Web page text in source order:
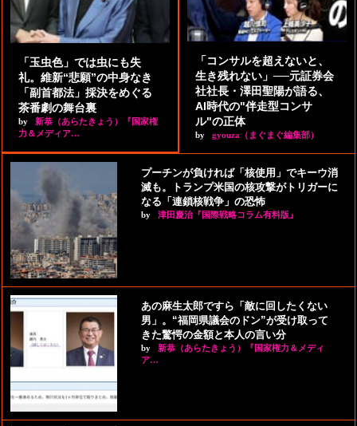
「玉虫色」では虫にも失
礼。維新“悲願”の中身なき
「副首都法」採決をめぐる
茶番劇の舞台裏
by
新恭（あらたきょう）『国家権
力＆メディア…
「コンサルを超えないと、
生き残れない」──元証券会
社社長・澤田聖陽が語る、
AI時代の"伴走型コンサ
ル"の正体
by gyouza（まぐまぐ編集部）
プーチンが負ければ「核使用」でキーウ消
滅も。トランプ米国の核攻撃がトリガーに
なる「連鎖核戦争」の恐怖
by 津田慶治『国際戦略コラム有料版』
あの麻生太郎ですら「敵に回したくない
男」。“福岡県議会のドン”が受け取って
きた驚愕の金額と本人の言い分
by
新恭（あらたきょう）『国家権力＆メディ
ア…